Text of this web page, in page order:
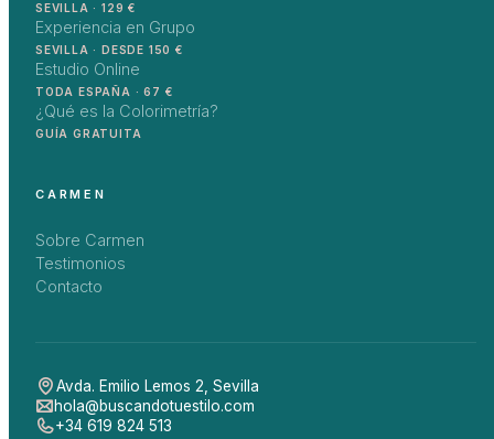
SEVILLA · 129 €
Experiencia en Grupo
SEVILLA · DESDE 150 €
Estudio Online
TODA ESPAÑA · 67 €
¿Qué es la Colorimetría?
GUÍA GRATUITA
CARMEN
Sobre Carmen
Testimonios
Contacto
Avda. Emilio Lemos 2 Sevilla
hola@buscandotuestilo.com
+34 619 824 513